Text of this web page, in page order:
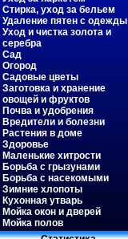
Стирка, уход за бельем
Удаление пятен с одежды
Уход и чистка золота и
серебра
Сад
Огород
Садовые цветы
Заготовка и хранение
овощей и фруктов
Почва и удобрения
Вредители и болезни
Растения в доме
Здоровье
Маленькие хитрости
Борьба с грызунами
Борьба с насекомыми
Зимние хлопоты
Кухонная утварь
Мойка окон и дверей
Мойка полов